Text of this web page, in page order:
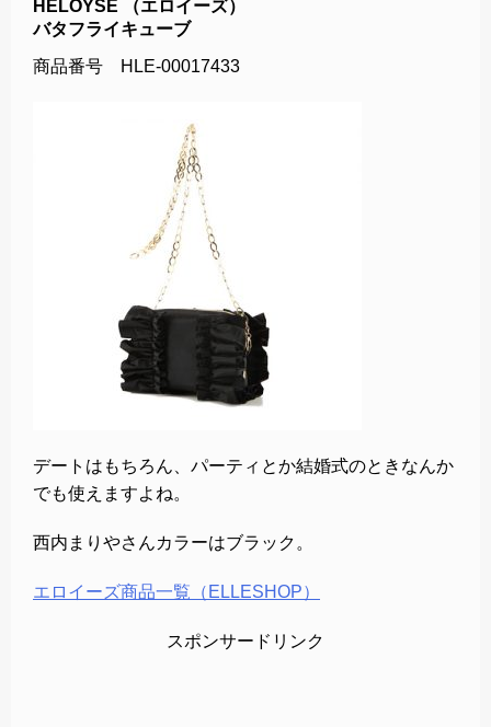
HELOYSE （エロイーズ）
バタフライキューブ
商品番号 HLE-00017433
デートはもちろん、パーティとか結婚式のときなんか
でも使えますよね。
西内まりやさんカラーはブラック。
エロイーズ商品一覧（ELLESHOP）
スポンサードリンク